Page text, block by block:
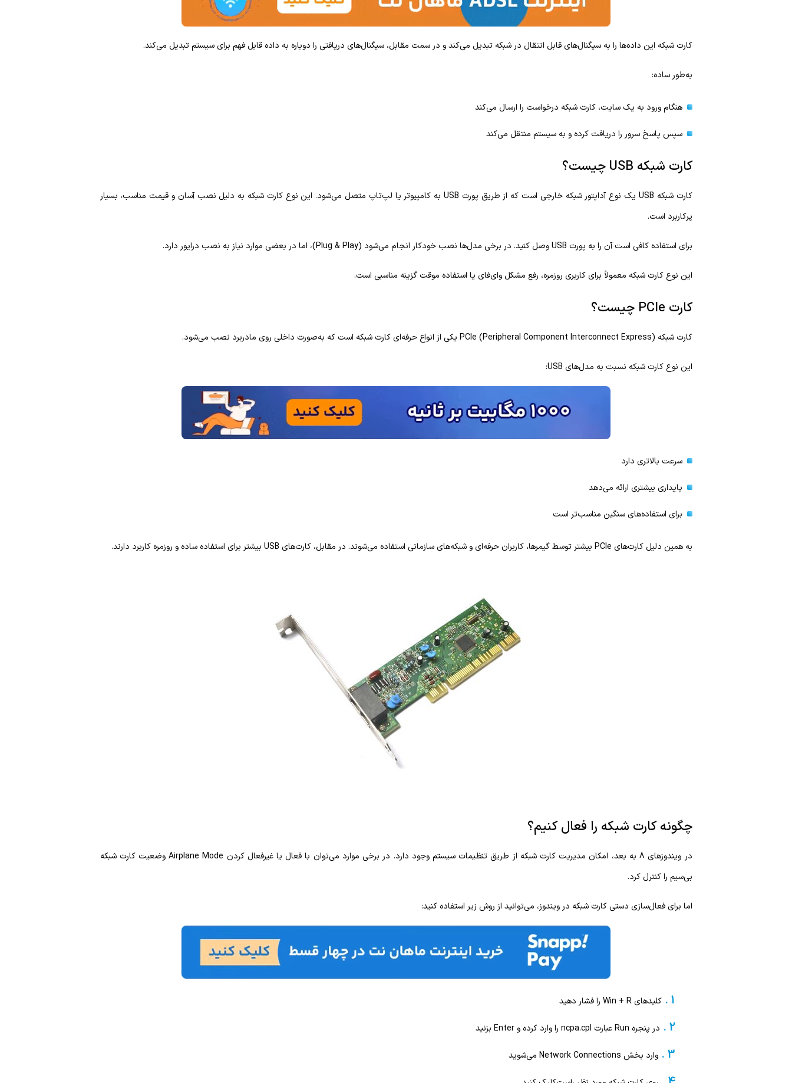
کارت شبکه این داده‌ها را به سیگنال‌های قابل انتقال در شبکه تبدیل می‌کند و در سمت مقابل، سیگنال‌های دریافتی را دوباره به داده قابل فهم برای سیستم تبدیل می‌کند.
به‌طور ساده:
هنگام ورود به یک سایت، کارت شبکه درخواست را ارسال می‌کند
سپس پاسخ سرور را دریافت کرده و به سیستم منتقل می‌کند
کارت شبکه USB چیست؟
کارت شبکه USB یک نوع آداپتور شبکه خارجی است که از طریق پورت USB به کامپیوتر یا لپ‌تاپ متصل می‌شود. این نوع کارت شبکه به دلیل نصب آسان و قیمت مناسب، بسیار
پرکاربرد است.
برای استفاده کافی است آن را به پورت USB وصل کنید. در برخی مدل‌ها نصب خودکار انجام می‌شود (Plug & Play)، اما در بعضی موارد نیاز به نصب درایور دارد.
این نوع کارت شبکه معمولاً برای کاربری روزمره، رفع مشکل وای‌فای یا استفاده موقت گزینه مناسبی است.
کارت PCIe چیست؟
کارت شبکه PCIe (Peripheral Component Interconnect Express) یکی از انواع حرفه‌ای کارت شبکه است که به‌صورت داخلی روی مادربرد نصب می‌شود.
این نوع کارت شبکه نسبت به مدل‌های USB:
سرعت بالاتری دارد
پایداری بیشتری ارائه می‌دهد
برای استفاده‌های سنگین مناسب‌تر است
به همین دلیل کارت‌های PCIe بیشتر توسط گیمرها، کاربران حرفه‌ای و شبکه‌های سازمانی استفاده می‌شوند. در مقابل، کارت‌های USB بیشتر برای استفاده ساده و روزمره کاربرد دارند.
چگونه کارت شبکه را فعال کنیم؟
در ویندوزهای 8 به بعد، امکان مدیریت کارت شبکه از طریق تنظیمات سیستم وجود دارد. در برخی موارد می‌توان با فعال یا غیرفعال کردن Airplane Mode وضعیت کارت شبکه
بی‌سیم را کنترل کرد.
اما برای فعال‌سازی دستی کارت شبکه در ویندوز، می‌توانید از روش زیر استفاده کنید:
کلیدهای Win + R را فشار دهید
در پنجره Run عبارت ncpa.cpl را وارد کرده و Enter بزنید
وارد بخش Network Connections می‌شوید